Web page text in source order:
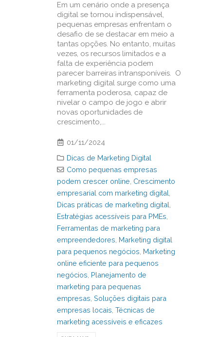
Em um cenário onde a presença
digital se tornou indispensável,
pequenas empresas enfrentam o
desafio de se destacar em meio a
tantas opções. No entanto, muitas
vezes, os recursos limitados e a
falta de experiência podem
parecer barreiras intransponíveis. O
marketing digital surge como uma
ferramenta poderosa, capaz de
nivelar o campo de jogo e abrir
novas oportunidades de
crescimento,...
01/11/2024
Dicas de Marketing Digital
Como pequenas empresas
podem crescer online Crescimento
empresarial com marketing digital
Dicas práticas de marketing digital
Estratégias acessíveis para PMEs
Ferramentas de marketing para
empreendedores Marketing digital
para pequenos negócios Marketing
online eficiente para pequenos
negócios Planejamento de
marketing para pequenas
empresas Soluções digitais para
empresas locais Técnicas de
marketing acessíveis e eficazes